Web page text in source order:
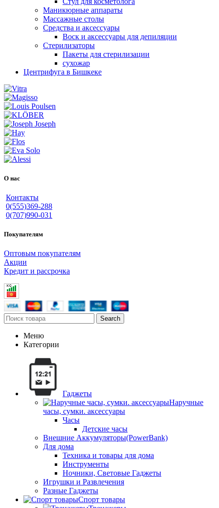
Маникюрные аппараты
Массажные столы
Средства и аксессуары
Воск и аксессуары для депиляции
Стерилизаторы
Пакеты для стерилизации
сухожар
Центрифуга в Бишкеке
О нас
Контакты
0(555)369-288
0(707)990-031
Покупателям
Оптовым покупателям
Акции
Кредит и рассрочка
Search
Меню
Категории
Гаджеты
Наручные
часы, сумки. аксессуары
Часы
Детские часы
Внешние Аккумуляторы(PowerBank)
Для дома
Техника и товары для дома
Инструменты
Ночники, Световые Гаджеты
Игрушки и Развлечения
Разные Гаджеты
Спорт товары